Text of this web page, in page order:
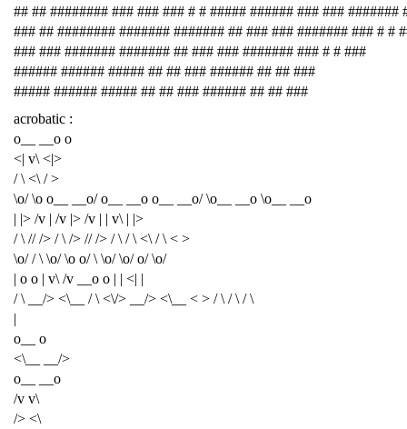
## ## ######## ### ### ### # # ##### ###### ### ### #######
### ## ######## ####### ####### ## ### ### ####### ### # #
### ### ####### ####### ## ### ### ####### ### # # ###
###### ###### ##### ## ## ### ###### ## ## ###
##### ###### ##### ## ## ### ###### ## ## ###
acrobatic :
o__ __o o
<| v\ <|>
/ \ <\ / >
\o/ \o o__ __o/ o__ __o o__ __o/ \o__ __o \o__ __o
| |> /v | /v |> /v | | v\ | |>
/ \ // /> / \ /> // /> / \ / \ <\ / \ < >
\o/ / \ \o/ \o o/ \ \o/ \o/ o/ \o/
| o o | v\ /v __o o | | <| |
/ \ __/> <\__ / \ <\/> __/> <\__ < > / \ / \ / \
|
o__ o
<\__ __/>
o__ __o
/v v\
/> <\